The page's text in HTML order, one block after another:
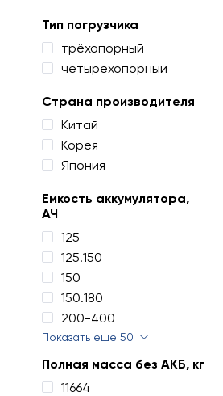
Тип погрузчика
трёхопорный
четырёхопорный
Страна производителя
Китай
Корея
Япония
Емкость аккумулятора,
АЧ
125
125.150
150
150.180
200-400
Показать еще 50
Полная масса без АКБ, кг
11664